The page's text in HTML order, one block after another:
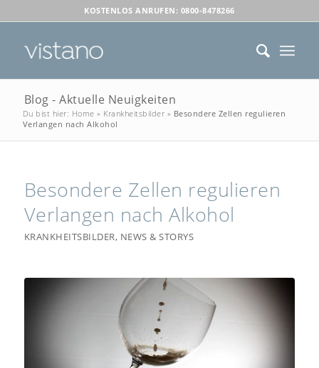
KOSTENLOS ANRUFEN: 0800-8478266
Blog - Aktuelle Neuigkeiten
Du bist hier: Home » Krankheitsbilder » Besondere Zellen regulieren
Verlangen nach Alkohol
Besondere Zellen regulieren
Verlangen nach Alkohol
KRANKHEITSBILDER, NEWS & STORYS